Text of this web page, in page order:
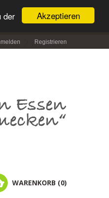
Akzeptieren
der
Registrieren
WARENKORB (0)